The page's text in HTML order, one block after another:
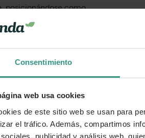
Consentimiento
web usa cookies
de este sitio web se usan para
el tráfico. Además, compartimos
publicidad y análisis web,
posicionándose como
jardinería
mujer inquieta por
la producción de
Fronda, una empresa
que, aunque comenzó
hoy se ha convertido
equipo de personas
negocio y, por